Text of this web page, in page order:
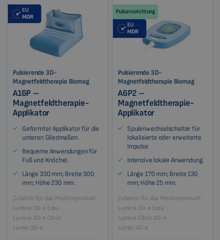
EU
MDR
Pulsierende 3D-
Magnetfeldtherapie Biomag
A16P –
Magnetfeldtherapie-
Applikator
Geformter Applikator für die
unteren Gliedmaßen.
Bequeme Anwendungen für
Fuß und Knöchel.
Länge 330 mm; Breite 300
mm; Höhe 230 mm.
Zubehör für das Medizinprodukt:
Lumina 3D-e Easy
Lumina 3D-e Clinic
Lumio 3D-e
Pulsarusrichtung
EU
MDR
Pulsierende 3D-
Magnetfeldtherapie Biomag
A6P2 –
Magnetfeldtherapie-
Applikator
Spulenwechselschalter für
lokalisierte oder erweiterte
Impulse
Intensive lokale Anwendung.
Länge 170 mm; Breite 130
mm; Höhe 25 mm.
Zubehör für das Medizinprodukt:
Lumina 3D-e Easy
Lumina Clinic 3D-e
Lumio 3D-e